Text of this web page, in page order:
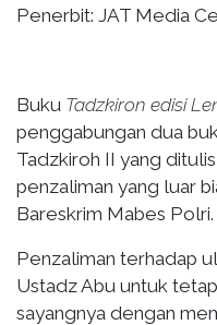
Penerbit: JAT Media
Buku Tadzkiron edisi
penggabungan dua
Tadzkiroh II yang
penzaliman yang luar
Bareskrim Mabes Polri.
Penzaliman terhadap
Ustadz Abu untuk
sayangnya dengan